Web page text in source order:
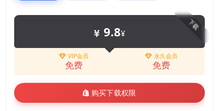
下载
9.8¥
VIP会员
免费
永久会员
免费
购买下载权限